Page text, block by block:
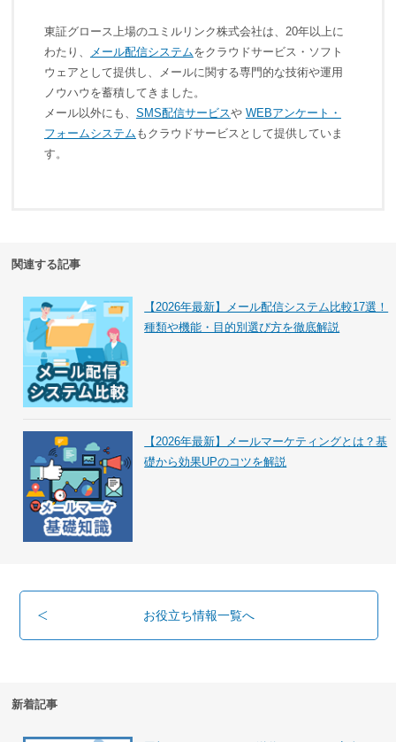
東証グロース上場のユミルリンク株式会社は、20年以上に
わたり、
メール配信システムをクラウドサービス・ソフト
ウェアとして提供し、メールに関する専門的な技術や運用
ノウハウを蓄積してきました。
メール以外にも、 SMS配信サービスや WEBアンケート・
フォームシステム もクラウドサービスとして提供していま
す。
関連する記事
【2026年最新】メール配信システム比較17選！
種類や機能・目的別選び方を徹底解説
【2026年最新】メールマーケティングとは？基
礎から効果UPのコツを解説
お役立ち情報一覧へ
新着記事